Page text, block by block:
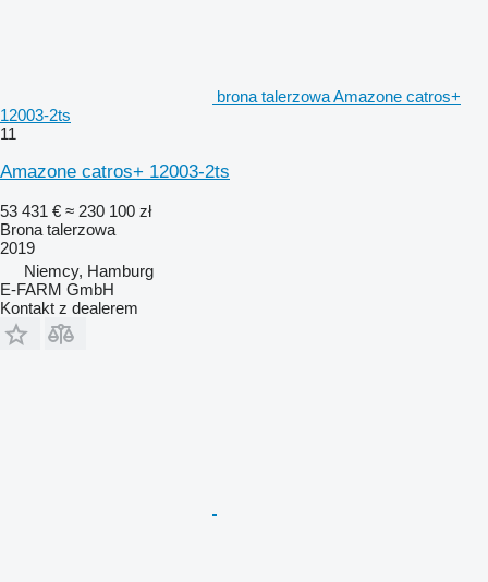
brona talerzowa Amazone catros+
12003-2ts
11
Amazone catros+ 12003-2ts
53 431 € ≈ 230 100 zł
Brona talerzowa
2019
Niemcy, Hamburg
E-FARM GmbH
Kontakt z dealerem